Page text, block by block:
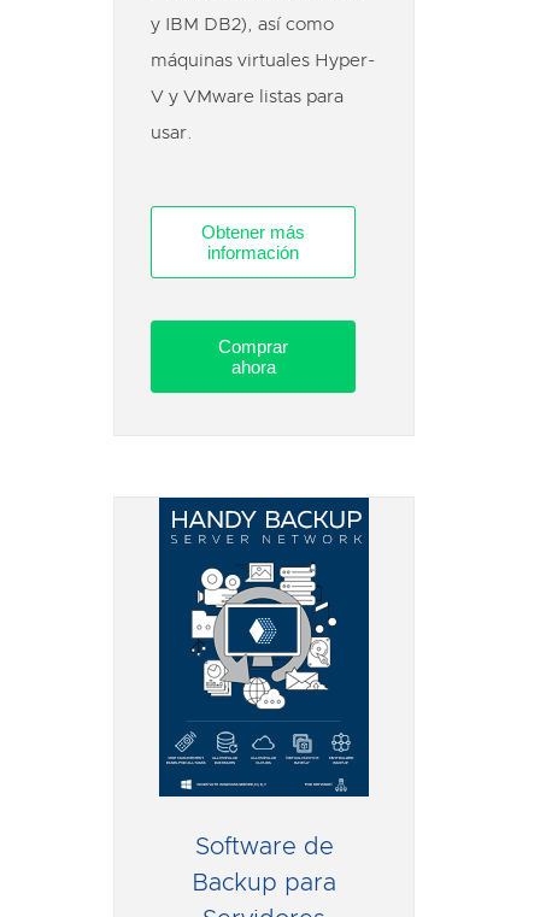
y IBM DB2), así como
máquinas virtuales Hyper-
V y VMware listas para
usar.
Obtener más
información
Comprar
ahora
Software de
Backup para